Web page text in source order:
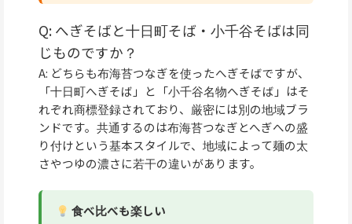
Q: へぎそばと十日町そば・小千谷そばは同
じものですか？
A: どちらも布海苔つなぎを使ったへぎそばですが、
「十日町へぎそば」と「小千谷名物へぎそば」はそ
れぞれ商標登録されており、厳密には別の地域ブラ
ンドです。共通するのは布海苔つなぎとへぎへの盛
り付けという基本スタイルで、地域によって麺の太
さやつゆの濃さに若干の違いがあります。
食べ比べも楽しい